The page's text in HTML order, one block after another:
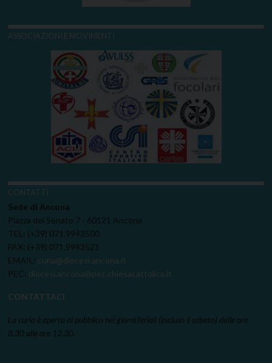
ASSOCIAZIONI E MOVIMENTI
CONTATTI
Sede di Ancona
Piazza del Senato 7 - 60121 Ancona
TEL: (+39) 071.9943500
FAX: (+39) 071.9943521
EMAIL: curia@diocesi.ancona.it
PEC: diocesi.ancona@pec.chiesacattolica.it
CONTATTACI
La curia è aperta al pubblico nei giorni feriali (escluso il sabato) dalle ore
8.30 alle ore 12.30.